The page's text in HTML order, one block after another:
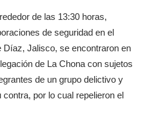
de las 13:30 horas,
de seguridad en el
Díaz, Jalisco, se encontraron en
de La Chona con sujetos
de un grupo delictivo y
por lo cual repelieron el